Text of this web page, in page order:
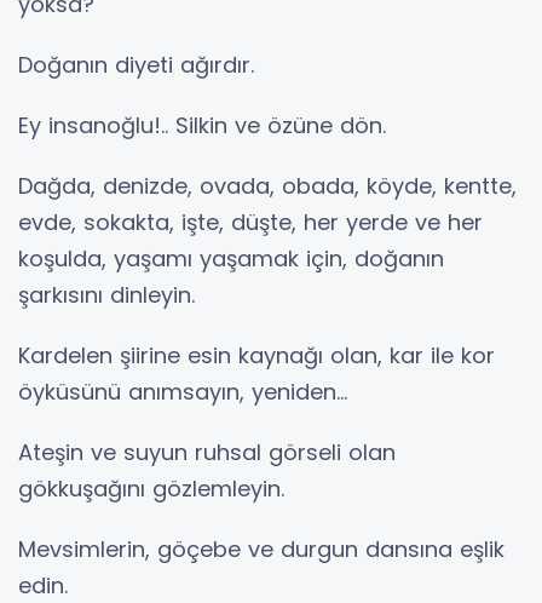
Doğanın diyeti ağırdır.
Ey insanoğlu!.. Silkin ve özüne dön.
Dağda, denizde, ovada, obada, köyde, kentte,
evde, sokakta, işte, düşte, her yerde ve her
koşulda, yaşamı yaşamak için, doğanın
şarkısını dinleyin.
Kardelen şiirine esin kaynağı olan, kar ile kor
öyküsünü anımsayın, yeniden...
Ateşin ve suyun ruhsal görseli olan
gökkuşağını gözlemleyin.
Mevsimlerin, göçebe ve durgun dansına eşlik
edin.